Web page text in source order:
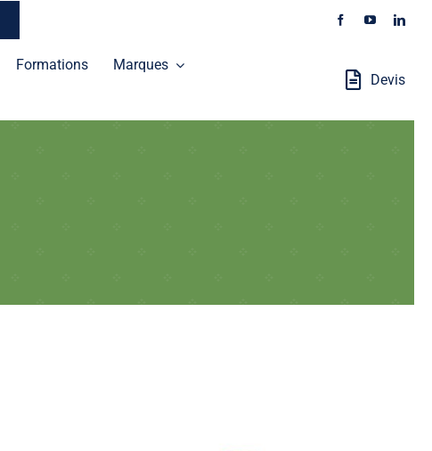
Formations
Marques
Devis